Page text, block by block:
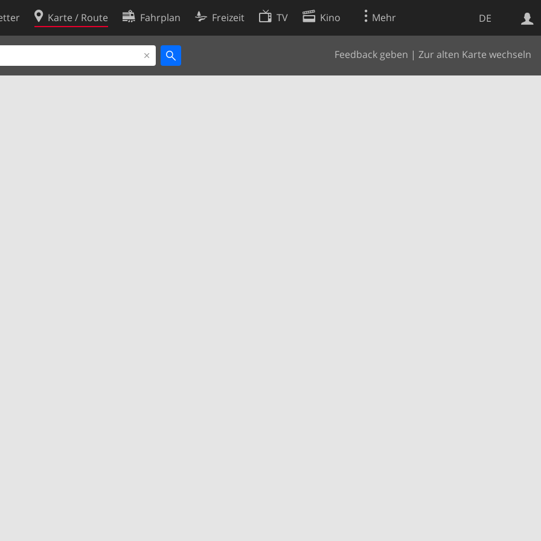
DE
Karte / Route Fahrplan Freizeit TV Kino Mehr
Feedback geben | Zur alten Karte wechseln
Websuche
Cookie-Richtlinie
Cookie-Einstellungen